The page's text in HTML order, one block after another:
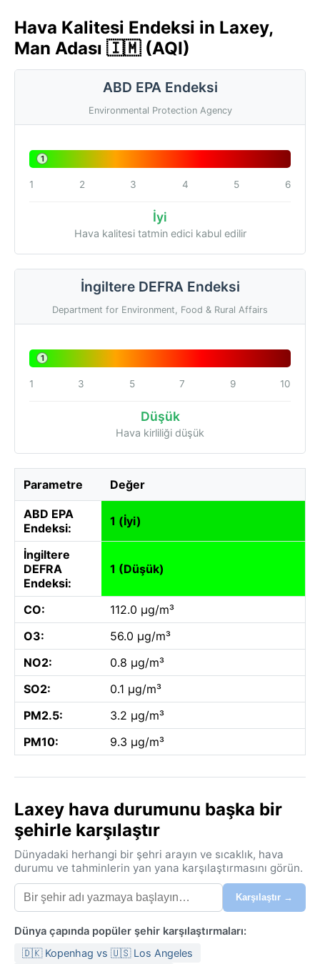
Hava Kalitesi Endeksi in Laxey,
Man Adası 🇮🇲 (AQI)
ABD EPA Endeksi
Environmental Protection Agency
1
1 2 3 4 5 6
İyi
Hava kalitesi tatmin edici kabul edilir
İngiltere DEFRA Endeksi
Department for Environment, Food & Rural Affairs
1
1 3 5 7 9 10
Düşük
Hava kirliliği düşük
Parametre Değer
ABD EPA
Endeksi:
1 (İyi)
İngiltere
DEFRA
Endeksi:
1 (Düşük)
CO:
112.0 µg/m³
O3:
56.0 µg/m³
NO2:
0.8 µg/m³
SO2:
0.1 µg/m³
PM2.5:
3.2 µg/m³
PM10:
9.3 µg/m³
Laxey hava durumunu başka bir
şehirle karşılaştır
Dünyadaki herhangi bir şehri arayın ve sıcaklık, hava
durumu ve tahminlerin yan yana karşılaştırmasını görün.
Karşılaştır →
Dünya çapında popüler şehir karşılaştırmaları:
🇩🇰 Kopenhag vs 🇺🇸 Los Angeles